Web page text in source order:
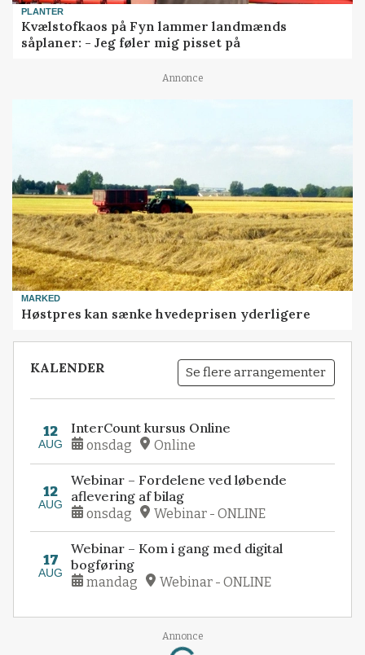
PLANTER
Kvælstofkaos på Fyn lammer landmænds
såplaner: - Jeg føler mig pisset på
Annonce
MARKED
Høstpres kan sænke hvedeprisen yderligere
KALENDER Se flere arrangementer
12
AUG
InterCount kursus Online
onsdag Online
12
AUG
Webinar – Fordelene ved løbende
aflevering af bilag
onsdag Webinar - ONLINE
17
AUG
Webinar – Kom i gang med digital
bogføring
mandag Webinar - ONLINE
Annonce
Loading...